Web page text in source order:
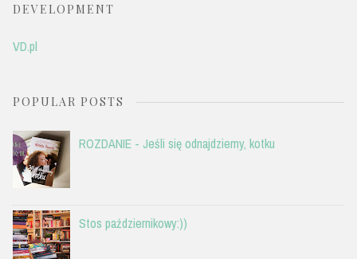
DEVELOPMENT
VD.pl
POPULAR POSTS
ROZDANIE - Jeśli się odnajdziemy, kotku
Stos październikowy:))